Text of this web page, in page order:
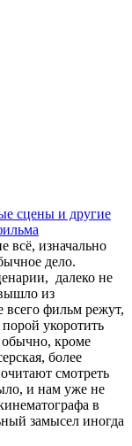
сцены и другие
всё, изначально
дело.
далеко не
из
фильм режут,
укоротить
кроме
более
смотреть
и нам уже не
в
замысел иногда